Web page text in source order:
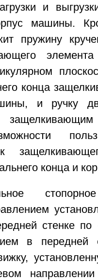
и
машины.
пружину
конца
и ручку
конца и
стенке по
в передней